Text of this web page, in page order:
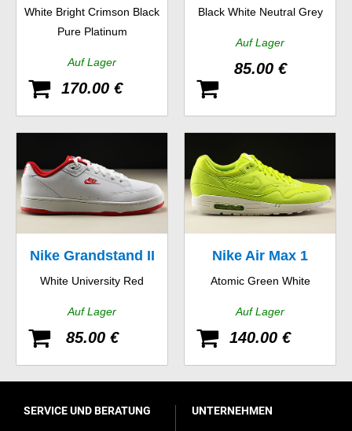
Essential
White Bright Crimson Black
Pure Platinum
Auf Lager
170.00 €
Black White Neutral Grey
Auf Lager
85.00 €
Nike Grandstand II
White University Red
Auf Lager
85.00 €
Nike Air Max 1
Atomic Green White
Auf Lager
140.00 €
SERVICE UND BERATUNG UNTERNEHMEN